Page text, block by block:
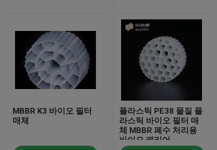
제품
회사 소개
공장 여행
MBBR K3 바이오 필터
매체
플라스틱 PE38 물질 플
라스틱 바이오 필터 매
체 MBBR 폐수 처리용
바이오 캐리어